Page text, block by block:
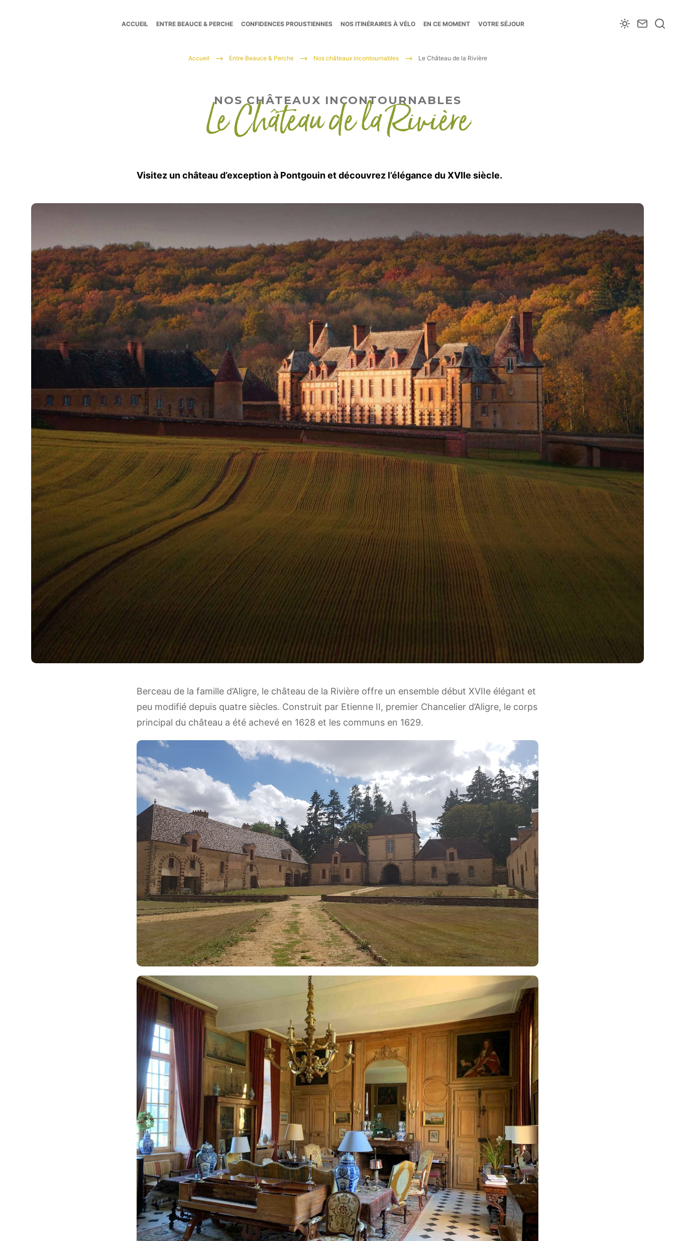
Perche
ACCUEIL ENTRE BEAUCE & PERCHE CONFIDENCES PROUSTIENNES NOS ITINÉRAIRES À VÉLO EN CE MOMENT VOTRE SÉJOUR MétéoNous
Accueil Entre Beauce & Perche Nos châteaux incontournables Le Château de la Rivière
NOS CHÂTEAUX INCONTOURNABLES
Le Château de la Rivière
Visitez un château d’exception à Pontgouin et découvrez l’élégance du XVIIe siècle.
Berceau de la famille d’Aligre, le château de la Rivière offre un ensemble début XVIIe élégant et
peu modifié depuis quatre siècles. Construit par Etienne II, premier Chancelier d’Aligre, le corps
principal du château a été achevé en 1628 et les communs en 1629.